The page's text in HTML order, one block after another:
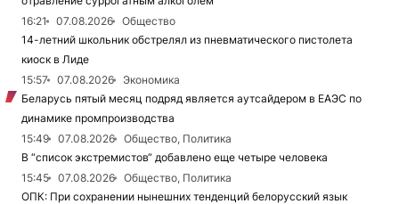
16:21
07.08.2026
Общество
14-летний школьник обстрелял из пневматического пистолета
киоск в Лиде
15:57
07.08.2026
Экономика
Беларусь пятый месяц подряд является аутсайдером в ЕАЭС по
динамике промпроизводства
15:49
07.08.2026
Общество, Политика
В “список экстремистов“ добавлено еще четыре человека
15:45
07.08.2026
Общество, Политика
ОПК: При сохранении нынешних тенденций белорусский язык